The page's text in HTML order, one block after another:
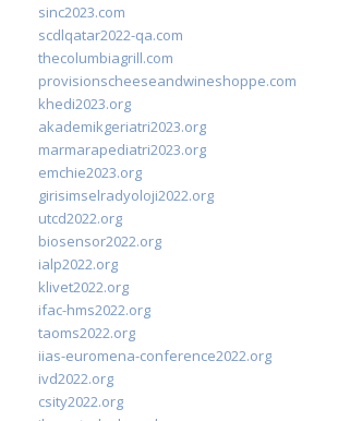
sinc2023.com
scdlqatar2022-qa.com
thecolumbiagrill.com
provisionscheeseandwineshoppe.com
khedi2023.org
akademikgeriatri2023.org
marmarapediatri2023.org
emchie2023.org
girisimselradyoloji2022.org
utcd2022.org
biosensor2022.org
ialp2022.org
klivet2022.org
ifac-hms2022.org
taoms2022.org
iias-euromena-conference2022.org
ivd2022.org
csity2022.org